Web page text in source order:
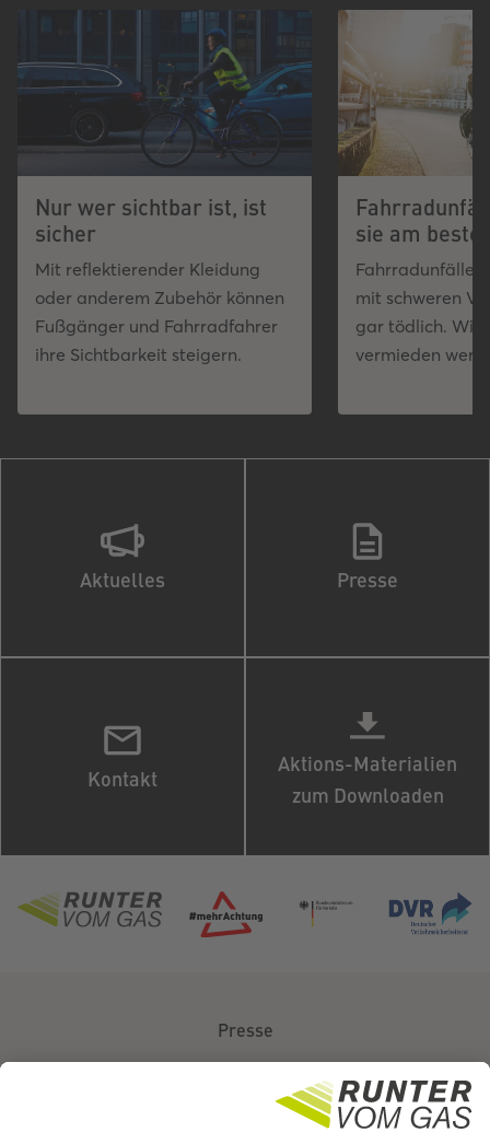
Nur wer sichtbar ist, ist
sicher
Mit reflektierender Kleidung
oder anderem Zubehör können
Fußgänger und Fahrradfahrer
ihre Sichtbarkeit steigern.
sie am
Fahrradunfälle
mit schweren
gar tödlich. Wie
vermieden
Aktuelles Presse
Kontakt
Aktions-Materialien
zum Downloaden
Presse